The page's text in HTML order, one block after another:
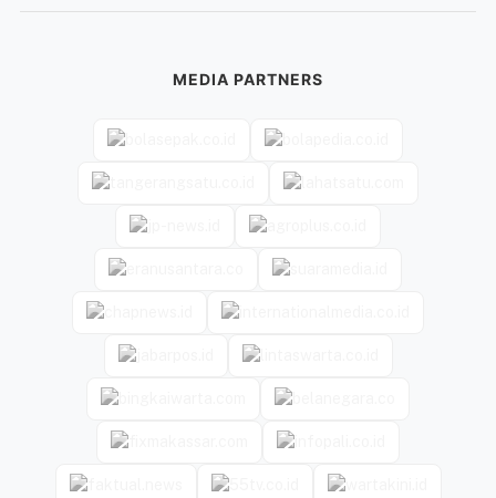
MEDIA PARTNERS